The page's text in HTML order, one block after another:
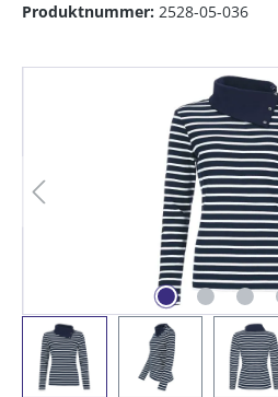
Produktnummer: 2528-05-036
Bildergalerie überspringen